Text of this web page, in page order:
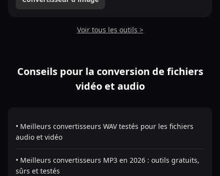
Voir tous les outils >
Conseils pour la conversion de fichiers
vidéo et audio
• Meilleurs convertisseurs WAV testés pour les fichiers
audio et vidéo
• Meilleurs convertisseurs MP3 en 2026 : outils gratuits,
sûrs et testés